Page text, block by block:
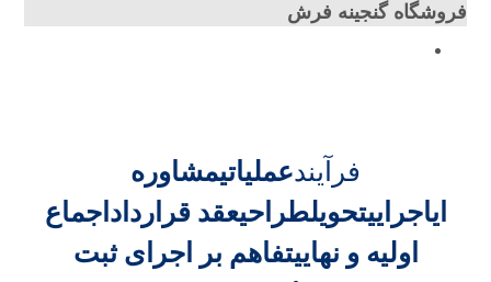
فروشگاه گنجینه فرش
فرآیندعملیاتیمشاوره
ایاجراییتحویلطراحیعقد قرارداد اجماع
اولیه و نهاییتفاهم بر اجرایثبت